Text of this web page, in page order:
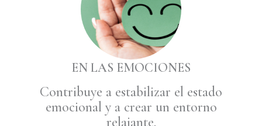
EN LAS EMOCIONES
Contribuye a estabilizar el estado
emocional y a crear un entorno
relajante.